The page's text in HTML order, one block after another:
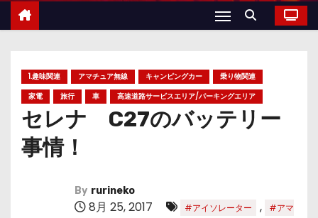
1.趣味関連 アマチュア無線 キャンピングカー
乗り物関連
家電
旅行 車 高速道路サービスエリア/パーキングエリア
セレナ C27のバッテリー
事情！
By rurineko
8月 25, 2017 #アイソレーター ,
#アマ